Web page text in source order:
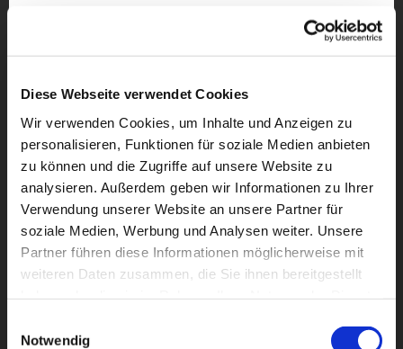
Diese Webseite verwendet Cookies
Wir verwenden Cookies, um Inhalte und Anzeigen zu
personalisieren, Funktionen für soziale Medien anbieten
zu können und die Zugriffe auf unsere Website zu
analysieren. Außerdem geben wir Informationen zu Ihrer
Verwendung unserer Website an unsere Partner für
soziale Medien, Werbung und Analysen weiter. Unsere
Partner führen diese Informationen möglicherweise mit
weiteren Daten zusammen, die Sie ihnen bereitgestellt
Notwendig
Dies könnte Sie auch